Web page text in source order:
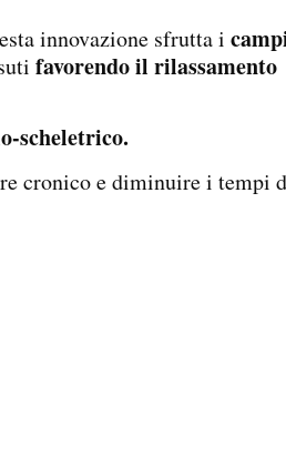
innovazione sfrutta i
favorendo il rilassamento
scheletrico.
cronico e diminuire i tempi